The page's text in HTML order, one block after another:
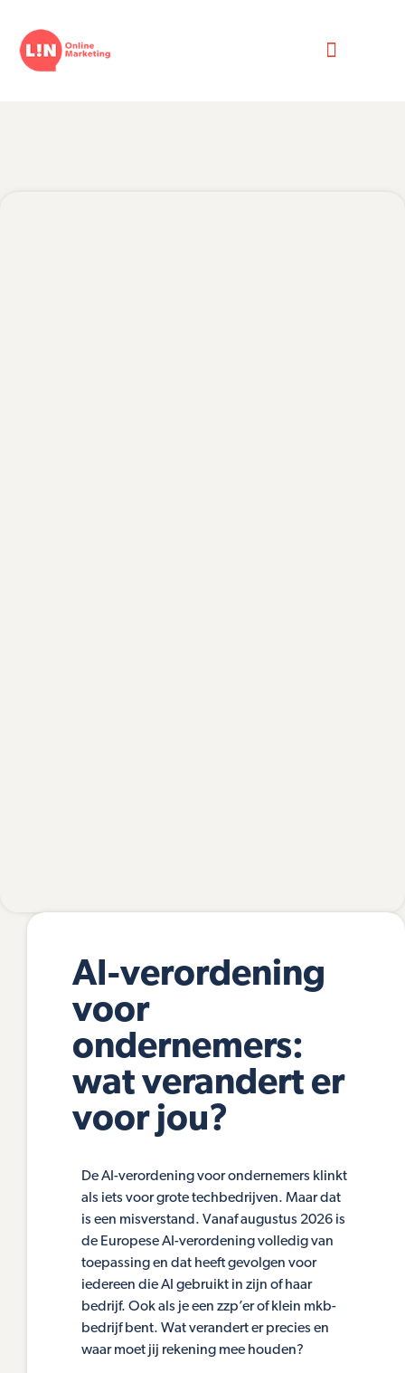
AI-verordening
voor
ondernemers:
wat verandert er
voor jou?
De AI-verordening voor ondernemers klinkt
als iets voor grote techbedrijven. Maar dat
is een misverstand. Vanaf augustus 2026 is
de Europese AI-verordening volledig van
toepassing en dat heeft gevolgen voor
iedereen die AI gebruikt in zijn of haar
bedrijf. Ook als je een zzp’er of klein mkb-
bedrijf bent. Wat verandert er precies en
waar moet jij rekening mee houden?